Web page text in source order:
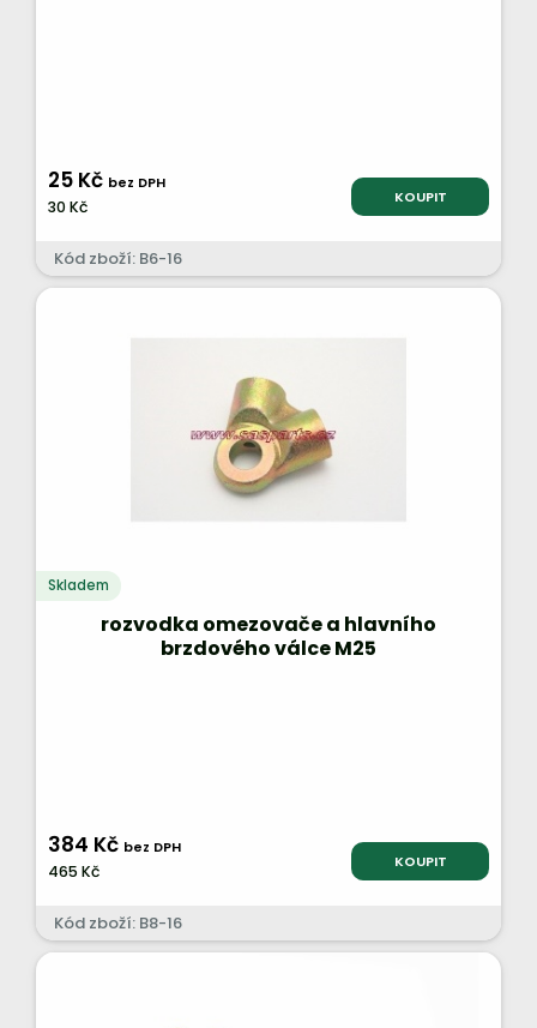
25 Kč bez DPH
30 Kč KOUPIT
Kód zboží: B6-16
Skladem
rozvodka omezovače a hlavního
brzdového válce M25
384 Kč bez DPH
465 Kč KOUPIT
Kód zboží: B8-16